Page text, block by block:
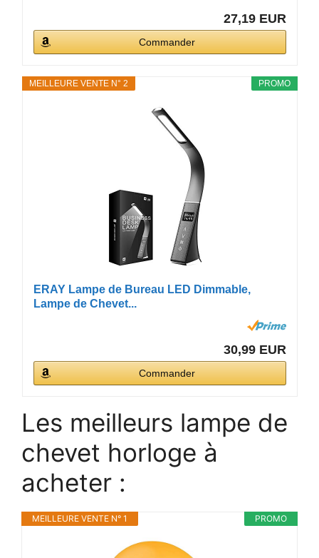
27,19 EUR
Commander
PROMO
MEILLEURE VENTE N° 2
ERAY Lampe de Bureau LED Dimmable,
Lampe de Chevet...
30,99 EUR
Commander
Les meilleurs lampe de
chevet horloge à
acheter :
PROMO
MEILLEURE VENTE N° 1